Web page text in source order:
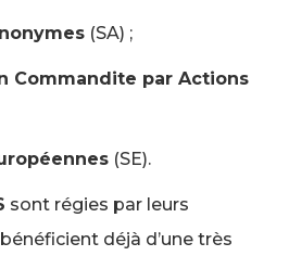
(SA) ;
Commandite par Actions
(SE).
sont régies par leurs
déjà d’une très